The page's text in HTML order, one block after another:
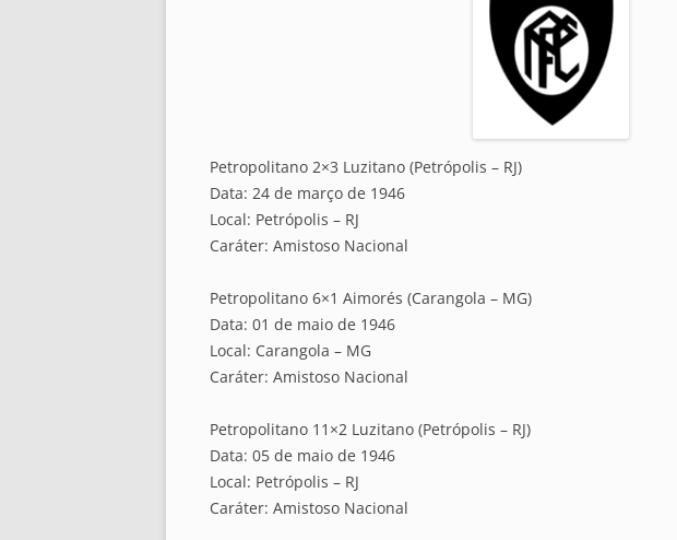
Petropolitano 2×3 Luzitano (Petrópolis – RJ)
Data: 24 de março de 1946
Local: Petrópolis – RJ
Caráter: Amistoso Nacional
Petropolitano 6×1 Aimorés (Carangola – MG)
Data: 01 de maio de 1946
Local: Carangola – MG
Caráter: Amistoso Nacional
Petropolitano 11×2 Luzitano (Petrópolis – RJ)
Data: 05 de maio de 1946
Local: Petrópolis – RJ
Caráter: Amistoso Nacional